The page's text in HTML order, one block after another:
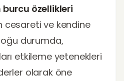
özellikleri
cesareti ve kendine
durumda,
etkileme yetenekleri
olarak öne